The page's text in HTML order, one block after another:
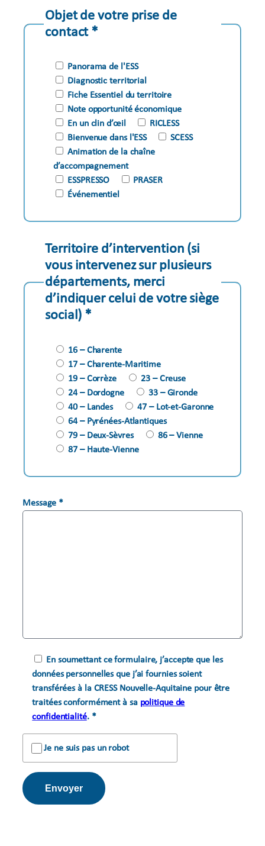
Objet de votre prise de
contact *
Panorama de l'ESS
Diagnostic territorial
Fiche Essentiel du territoire
Note opportunité économique
En un clin d’œil
RICLESS
Bienvenue dans l'ESS
SCESS
Animation de la chaîne
d’accompagnement
ESSPRESSO
PRASER
Événementiel
Territoire d’intervention (si
vous intervenez sur plusieurs
départements, merci
d’indiquer celui de votre siège
social) *
16 – Charente
17 – Charente-Maritime
19 – Corrèze
23 – Creuse
24 – Dordogne
33 – Gironde
40 – Landes
47 – Lot-et-Garonne
64 – Pyrénées-Atlantiques
79 – Deux-Sèvres
86 – Vienne
87 – Haute-Vienne
Message *
En soumettant ce formulaire, j’accepte que les
données personnelles que j’ai fournies soient
transférées à la CRESS Nouvelle-Aquitaine pour être
traitées conformément à sa politique de
confidentialité. *
Je ne suis pas un robot